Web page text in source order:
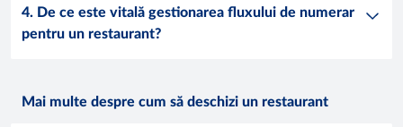
4. De ce este vitală gestionarea fluxului de numerar
pentru un restaurant?
Mai multe despre cum să deschizi un restaurant